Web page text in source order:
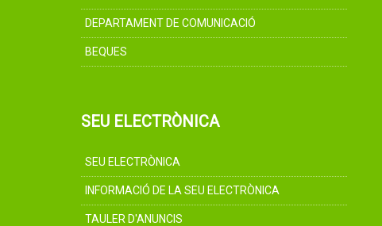
DEPARTAMENT DE COMUNICACIÓ
BEQUES
SEU ELECTRÒNICA
SEU ELECTRÒNICA
INFORMACIÓ DE LA SEU ELECTRÒNICA
TAULER D'ANUNCIS